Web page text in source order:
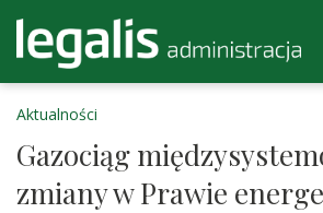
Aktualności
Gazociąg
zmiany w Prawie